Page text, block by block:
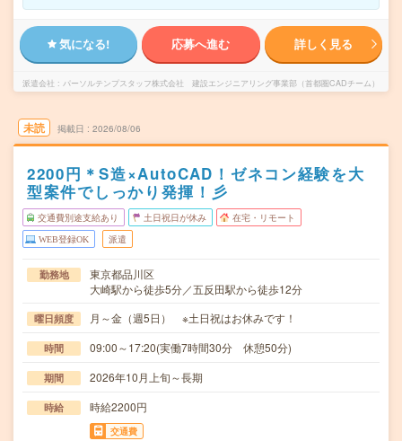
気になる! 応募へ進む 詳しく見る
派遣会社 パーソルテンプスタッフ株式会社 建設エンジニアリング事業部（首都圏CADチーム）
未読 掲載日 2026/08/06
2200円＊S造×AutoCAD！ゼネコン経験を大
型案件でしっかり発揮！彡
交通費別途支給あり 土日祝日が休み 在宅・リモート
WEB登録OK 派遣
勤務地
東京都品川区
大崎駅から徒歩5分／五反田駅から徒歩12分
曜日頻度 月～金（週5日） ※土日祝はお休みです！
時間 09:00～17:20(実働7時間30分 休憩50分)
期間 2026年10月上旬～長期
時給 時給2200円
交通費